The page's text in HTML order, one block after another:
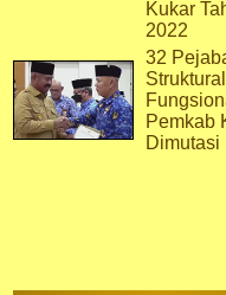
Kukar
2022
32
Pemkab
Dimutasi